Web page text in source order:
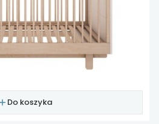
Do koszyka